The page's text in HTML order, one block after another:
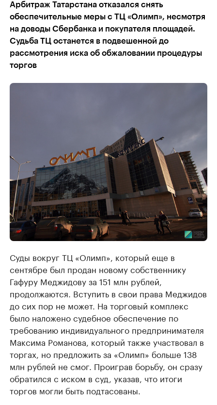
Арбитраж Татарстана отказался снять
обеспечительные меры с ТЦ «Олимп», несмотря
на доводы Сбербанка и покупателя площадей.
Судьба ТЦ останется в подвешенной до
рассмотрения иска об обжаловании процедуры
торгов
Суды вокруг ТЦ «Олимп», который еще в
сентябре был продан новому собственнику
Гафуру Меджидову за 151 млн рублей,
продолжаются. Вступить в свои права Меджидов
до сих пор не может. На торговый комплекс
было наложено судебное обеспечение по
требованию индивидуального предпринимателя
Максима Романова, который также участвовал в
торгах, но предложить за «Олимп» больше 138
млн рублей не смог. Проиграв борьбу, он сразу
обратился с иском в суд, указав, что итоги
торгов могли быть подтасованы.